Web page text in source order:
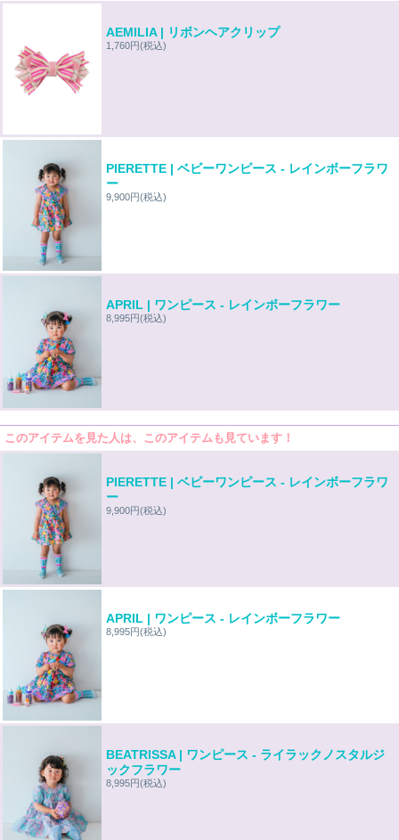
AEMILIA | リボンヘアクリップ
1,760円(税込)
PIERETTE | ベビーワンピース - レインボーフラワ
ー
9,900円(税込)
APRIL | ワンピース - レインボーフラワー
8,995円(税込)
このアイテムを見た人は、このアイテムも見ています！
PIERETTE | ベビーワンピース - レインボーフラワ
ー
9,900円(税込)
APRIL | ワンピース - レインボーフラワー
8,995円(税込)
BEATRISSA | ワンピース - ライラックノスタルジ
ックフラワー
8,995円(税込)